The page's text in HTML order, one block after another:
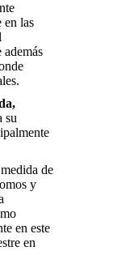
en las
además
su
de
y
en este
en